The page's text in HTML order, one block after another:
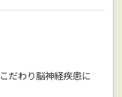
だわり脳神経疾患に